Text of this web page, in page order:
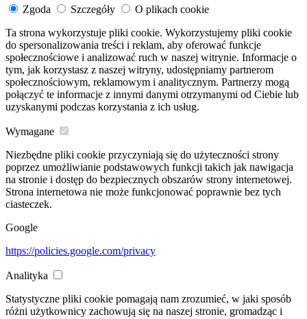
Zgoda Szczegóły
O plikach cookie
Ta strona wykorzystuje pliki cookie. Wykorzystujemy pliki cookie
do spersonalizowania treści i reklam, aby oferować funkcje
społecznościowe i analizować ruch w naszej witrynie. Informacje o
tym, jak korzystasz z naszej witryny, udostępniamy partnerom
społecznościowym, reklamowym i analitycznym. Partnerzy mogą
połączyć te informacje z innymi danymi otrzymanymi od Ciebie lub
uzyskanymi podczas korzystania z ich usług.
Wymagane
Niezbędne pliki cookie przyczyniają się do użyteczności strony
poprzez umożliwianie podstawowych funkcji takich jak nawigacja
na stronie i dostęp do bezpiecznych obszarów strony internetowej.
Strona internetowa nie może funkcjonować poprawnie bez tych
ciasteczek.
Google
https://policies.google.com/privacy
Analityka
Statystyczne pliki cookie pomagają nam zrozumieć, w jaki sposób
różni użytkownicy zachowują się na naszej stronie, gromadząc i